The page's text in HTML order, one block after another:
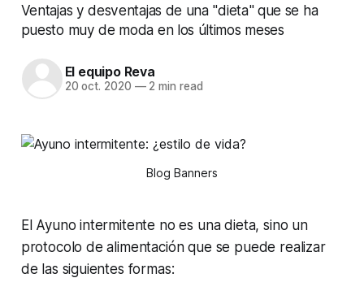
Ventajas y desventajas de una "dieta" que se ha
puesto muy de moda en los últimos meses
El equipo Reva
20 oct. 2020 —2 min read
Blog Banners
El Ayuno intermitente no es una dieta, sino un
protocolo de alimentación que se puede realizar
de las siguientes formas: